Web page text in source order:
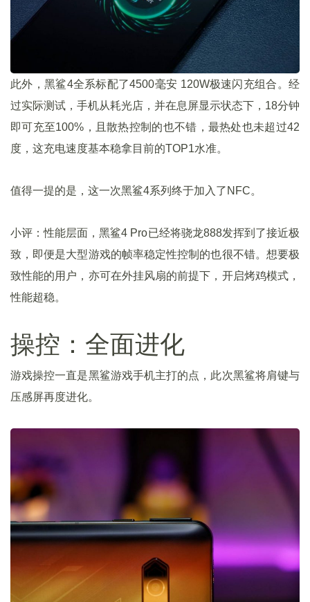
此外，黑鲨4全系标配了4500毫安 120W极速闪充组合。经
过实际测试，手机从耗光店，并在息屏显示状态下，18分钟
即可充至100%，且散热控制的也不错，最热处也未超过42
度，这充电速度基本稳拿目前的TOP1水准。
值得一提的是，这一次黑鲨4系列终于加入了NFC。
小评：性能层面，黑鲨4 Pro已经将骁龙888发挥到了接近极
致，即便是大型游戏的帧率稳定性控制的也很不错。想要极
致性能的用户，亦可在外挂风扇的前提下，开启烤鸡模式，
性能超稳。
操控：全面进化
游戏操控一直是黑鲨游戏手机主打的点，此次黑鲨将肩键与
压感屏再度进化。